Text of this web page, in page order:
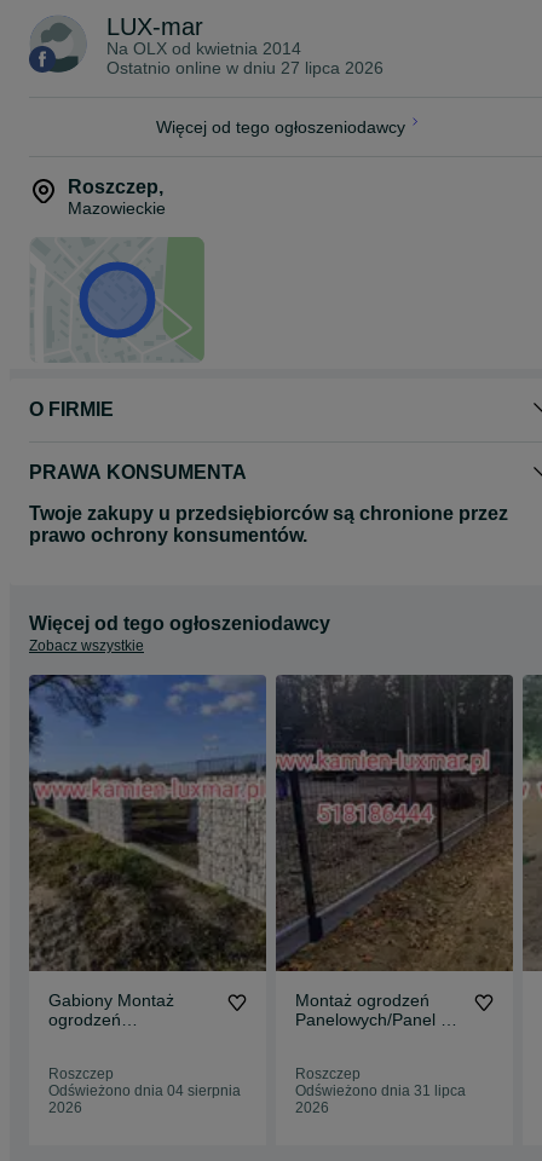
LUX-mar
Na OLX od kwietnia 2014
Ostatnio online w dniu 27 lipca 2026
Więcej od tego ogłoszeniodawcy
Roszczep,
Mazowieckie
O FIRMIE
PRAWA KONSUMENTA
Twoje zakupy u przedsiębiorców są chronione przez
prawo ochrony konsumentów.
Więcej od tego ogłoszeniodawcy
Zobacz wszystkie
Gabiony Montaż
ogrodzeń
kamień do ogr
Roszczep
Odświeżono dnia 04 sierpnia
2026
Montaż ogrodzeń
Panelowych/Panel 3D
Roszczep
Odświeżono dnia 31 lipca
2026